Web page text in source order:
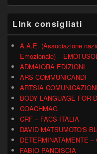
LInk consigliati
A.A.E. (Associazione
Emozionale) –
ADMAIORA EDIZIONI
ARS COMMUNICANDI
ARTSIA
BODY LANGUAGE FOR
COACHMAG
CRF – FACS ITALIA
DAVID MATSUMOTO'S
DETERMINATAMENTE
FABIO PANDISCIA